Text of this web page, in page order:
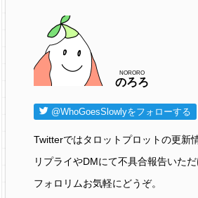
のろろ
NORORO
@WhoGoesSlowlyをフォローする
Twitterではタロットプロットの更新
リプライやDMにて不具合報告いた
フォロリムお気軽にどうぞ。